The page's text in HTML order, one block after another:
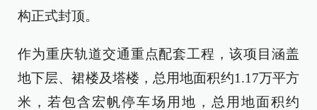
构正式封顶。
作为重庆轨道交通重点配套工程，该项目涵盖
地下层、裙楼及塔楼，总用地面积约1.17万平方
米，若包含宏帆停车场用地，总用地面积约